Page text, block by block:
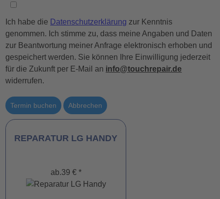
Ich habe die Datenschutzerklärung zur Kenntnis
genommen. Ich stimme zu, dass meine Angaben und Daten
zur Beantwortung meiner Anfrage elektronisch erhoben und
gespeichert werden. Sie können Ihre Einwilligung jederzeit
für die Zukunft per E-Mail an info@touchrepair.de
widerrufen.
Termin buchen Abbrechen
REPARATUR LG HANDY
ab.39 € *